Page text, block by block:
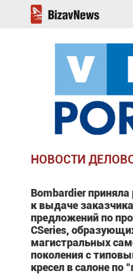
НОВОСТИ
Bombardier
к выдаче
предложений по
CSeries,
магистральных
поколения с
кресел в салоне по